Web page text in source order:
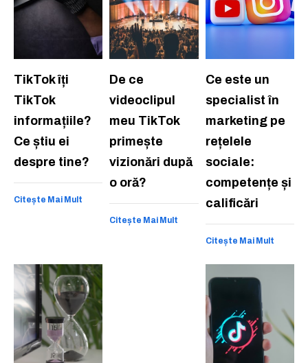
TikTok îți
TikTok
informațiile?
Ce știu ei
despre tine?
Citește Mai Mult
De ce
videoclipul
meu TikTok
primește
vizionări după
o oră?
Citește Mai Mult
Ce este un
specialist în
marketing pe
rețelele
sociale:
competențe și
calificări
Citește Mai Mult